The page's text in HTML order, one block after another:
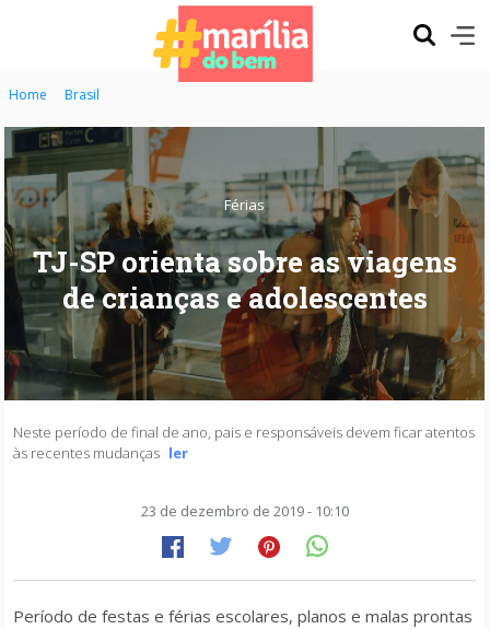
Home Brasil
Férias
TJ-SP orienta sobre as viagens
de crianças e adolescentes
Neste período de final de ano, pais e responsáveis devem ficar atentos
às recentes mudanças ler
23 de dezembro de 2019 - 10:10
Período de festas e férias escolares, planos e malas prontas